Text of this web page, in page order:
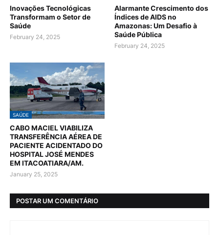
Inovações Tecnológicas
Transformam o Setor de
Saúde
February 24, 2025
Alarmante Crescimento dos
Índices de AIDS no
Amazonas: Um Desafio à
Saúde Pública
February 24, 2025
SAÚDE
CABO MACIEL VIABILIZA
TRANSFERÊNCIA AÉREA DE
PACIENTE ACIDENTADO DO
HOSPITAL JOSÉ MENDES
EM ITACOATIARA/AM.
January 25, 2025
POSTAR UM COMENTÁRIO